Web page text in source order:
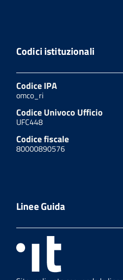
Codici istituzionali
Codice IPA
omco_ri
Codice Univoco Ufficio
UFC448
Codice fiscale
80000890576
Linee Guida